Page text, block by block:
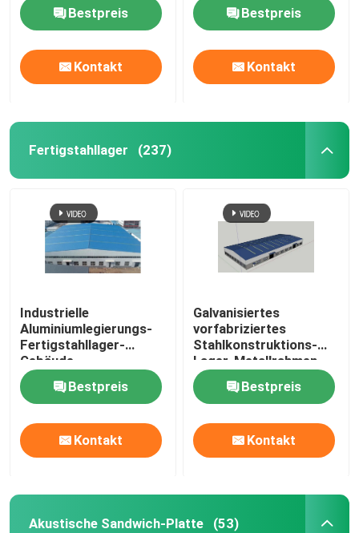
Bestpreis
Kontakt
Bestpreis
Kontakt
Fertigstahllager (237)
Industrielle
Aluminiumlegierungs-
Fertigstahllager-
Gebäude
kundengerecht
Bestpreis
Kontakt
Galvanisiertes
vorfabriziertes
Stahlkonstruktions-
Lager-Metallrahmen
ODM
Bestpreis
Kontakt
Akustische Sandwich-Platte (53)